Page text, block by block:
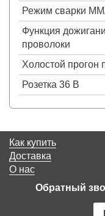
Режим сварки
Функция
проволоки
Холостой прогон
Розетка 36 В
Как купить
Доставка
О нас
Обратный